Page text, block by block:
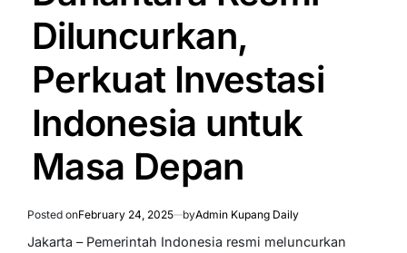
Diluncurkan,
Perkuat Investasi
Indonesia untuk
Masa Depan
Posted onFebruary 24, 2025 byAdmin Kupang Daily
Jakarta – Pemerintah Indonesia resmi meluncurkan